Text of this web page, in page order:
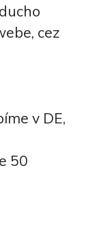
cez
v DE,
50